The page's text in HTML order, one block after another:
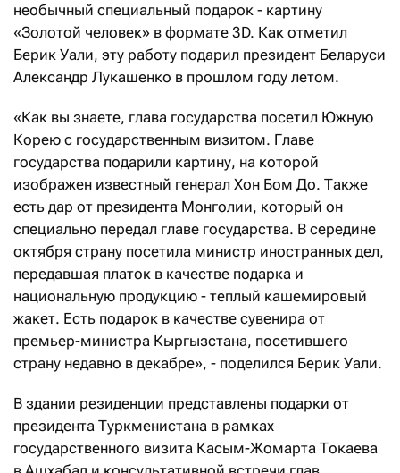
необычный специальный подарок - картину
«Золотой человек» в формате 3D. Как отметил
Берик Уали, эту работу подарил президент Беларуси
Александр Лукашенко в прошлом году летом.
«Как вы знаете, глава государства посетил Южную
Корею с государственным визитом. Главе
государства подарили картину, на которой
изображен известный генерал Хон Бом До. Также
есть дар от президента Монголии, который он
специально передал главе государства. В середине
октября страну посетила министр иностранных дел,
передавшая платок в качестве подарка и
национальную продукцию - теплый кашемировый
жакет. Есть подарок в качестве сувенира от
премьер-министра Кыргызстана, посетившего
страну недавно в декабре», - поделился Берик Уали.
В здании резиденции представлены подарки от
президента Туркменистана в рамках
государственного визита Касым-Жомарта Токаева